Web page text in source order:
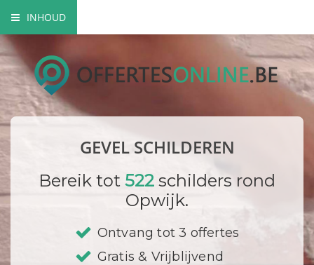
INHOUD
Mogelijke gevel schilderwerken
Verfsoorten
Hoe gaat een schilder te werk?
Bedrijf registrerenGEVEL SCHILDEREN
Bereik tot 522 schilders rond
Opwijk.
Ontvang tot 3 offertes
Gratis & Vrijblijvend